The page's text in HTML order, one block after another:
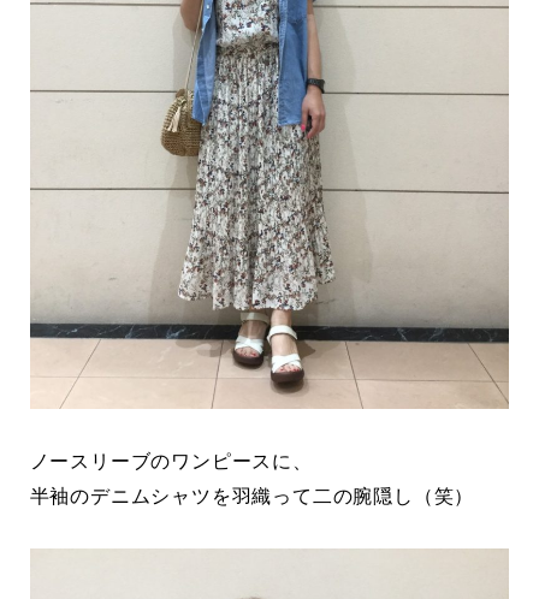
ノースリーブのワンピースに、
半袖のデニムシャツを羽織って二の腕隠し（笑）